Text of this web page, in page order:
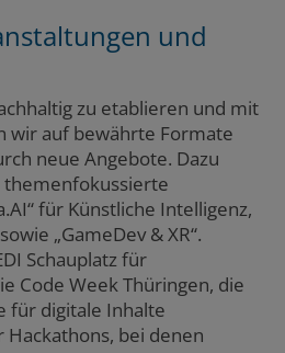
und
zu etablieren und mit
wir auf bewährte Formate
neue Angebote. Dazu
für Künstliche Intelligenz,
„GameDev & XR“.
Schauplatz für
Code Week Thüringen, die
für digitale Inhalte
bei denen